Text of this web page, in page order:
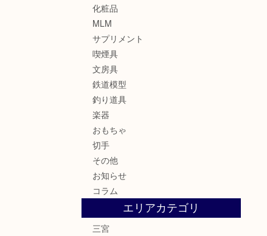
化粧品
MLM
サプリメント
喫煙具
文房具
鉄道模型
釣り道具
楽器
おもちゃ
切手
その他
お知らせ
コラム
エリアカテゴリ
三宮